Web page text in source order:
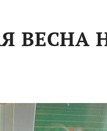
ВЕСНА